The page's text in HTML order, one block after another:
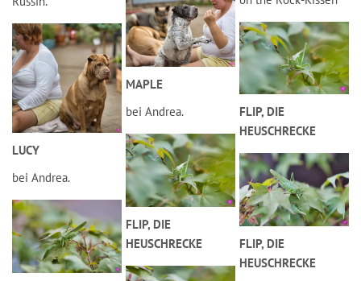
LUCY
bei Andrea.
MAPLE
bei Andrea.
FLIP, DIE
HEUSCHRECKE
FLIP, DIE
HEUSCHRECKE
FLIP, DIE
HEUSCHRECKE